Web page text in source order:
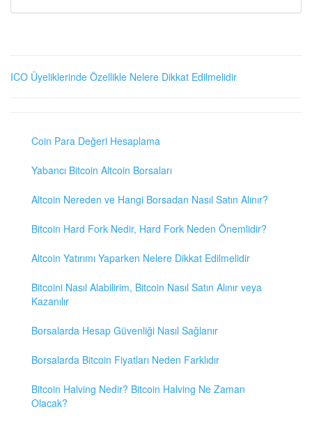
ICO Üyeliklerinde Özellikle Nelere Dikkat Edilmelidir
Coin Para Değeri Hesaplama
Yabancı Bitcoin Altcoin Borsaları
Altcoin Nereden ve Hangi Borsadan Nasıl Satın Alınır?
Bitcoin Hard Fork Nedir, Hard Fork Neden Önemlidir?
Altcoin Yatırımı Yaparken Nelere Dikkat Edilmelidir
Bitcoini Nasıl Alabilirim, Bitcoin Nasıl Satın Alınır veya
Kazanılır
Borsalarda Hesap Güvenliği Nasıl Sağlanır
Borsalarda Bitcoin Fiyatları Neden Farklıdır
Bitcoin Halving Nedir? Bitcoin Halving Ne Zaman
Olacak?